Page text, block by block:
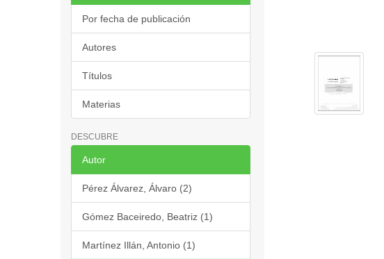
Por fecha de publicación
Autores
Títulos
Materias
DESCUBRE
Autor
Pérez Álvarez, Álvaro (2)
Gómez Baceiredo, Beatriz (1)
Martínez Illán, Antonio (1)